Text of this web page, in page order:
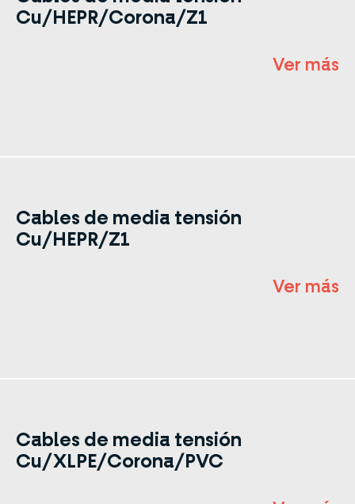
Cu/HEPR/Corona/Z1
Ver más
Cables de media tensión
Cu/HEPR/Z1
Ver más
Cables de media tensión
Cu/XLPE/Corona/PVC